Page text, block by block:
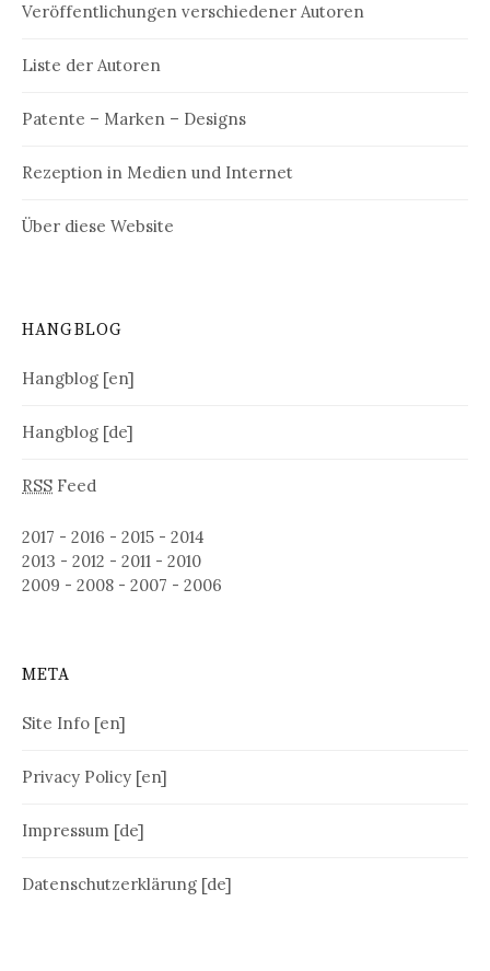
Veröffentlichungen verschiedener Autoren
Liste der Autoren
Patente – Marken – Designs
Rezeption in Medien und Internet
Über diese Website
HANGBLOG
Hangblog [en]
Hangblog [de]
RSS Feed
2017 - 2016 - 2015 - 2014
2013 - 2012 - 2011 - 2010
2009 - 2008 - 2007 - 2006
META
Site Info [en]
Privacy Policy [en]
Impressum [de]
Datenschutzerklärung [de]